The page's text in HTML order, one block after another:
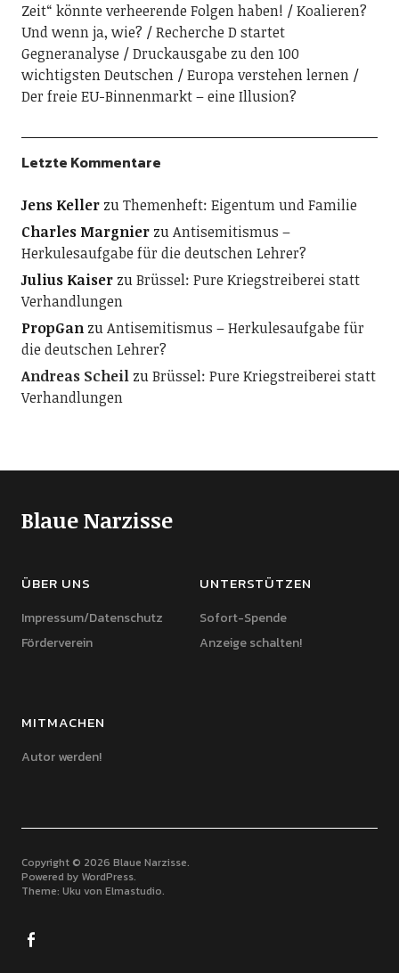
Zeit“ könnte verheerende Folgen haben!
Koalieren?
Und wenn ja, wie?
Recherche D startet
Gegneranalyse
Druckausgabe zu den 100
wichtigsten Deutschen
Europa verstehen lernen
Der freie EU-Binnenmarkt – eine Illusion?
Letzte Kommentare
Jens KellerzuThemenheft: Eigentum und Familie
Charles MargnierzuAntisemitismus –
Herkulesaufgabe für die deutschen Lehrer?
Julius KaiserzuBrüssel: Pure Kriegstreiberei statt
Verhandlungen
PropGanzuAntisemitismus – Herkulesaufgabe für
die deutschen Lehrer?
Andreas ScheilzuBrüssel: Pure Kriegstreiberei statt
Verhandlungen
Blaue Narzisse
ÜBER UNS
Impressum/Datenschutz
Förderverein
UNTERSTÜTZEN
Sofort-Spende
Anzeige schalten!
MITMACHEN
Autor werden!
Copyright © 2026 Blaue Narzisse
Powered by WordPress
Theme: Uku von Elmastudio